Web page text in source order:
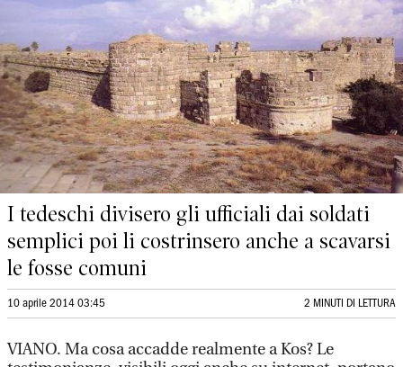
I tedeschi divisero gli ufficiali dai soldati
semplici poi li costrinsero anche a scavarsi
le fosse comuni
10 aprile 2014 03:45 2 MINUTI DI LETTURA
VIANO. Ma cosa accadde realmente a Kos? Le